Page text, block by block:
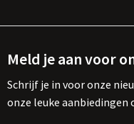
Meld je aan voor
Schrijf je in voor onze
onze leuke aanbiedingen